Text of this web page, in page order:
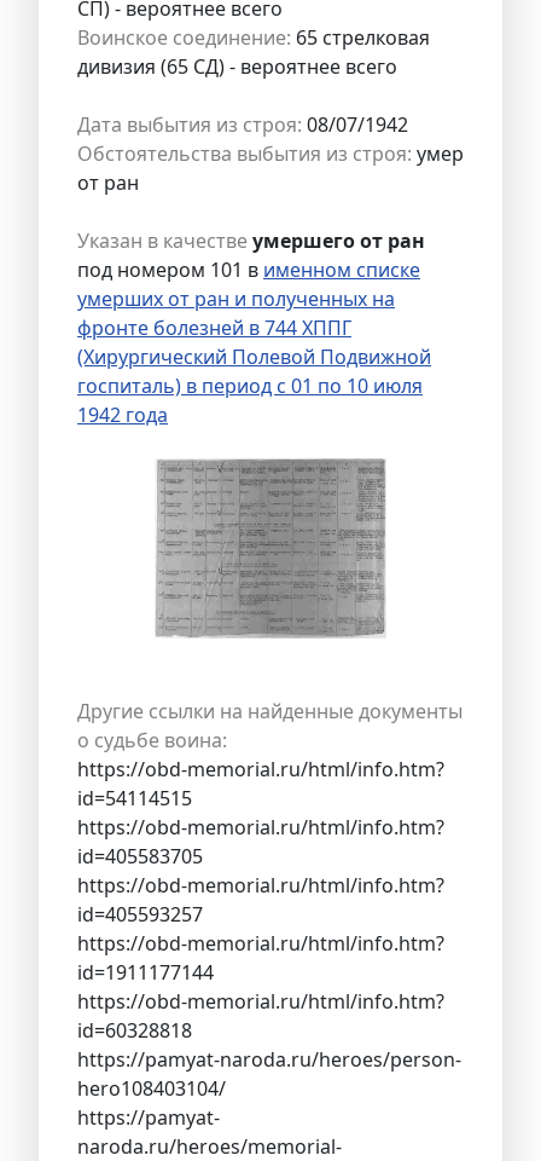
СП) - вероятнее всего
Воинское соединение: 65 стрелковая
дивизия (65 СД) - вероятнее всего
Дата выбытия из строя: 08/07/1942
Обстоятельства выбытия из строя: умер
от ран
Указан в качествеумершего от ран
под номером 101 в именном списке
умерших от ран и полученных на
фронте болезней в 744 ХППГ
(Хирургический Полевой Подвижной
госпиталь) в период с 01 по 10 июля
1942 года
Другие ссылки на найденные документы
о судьбе воина:
https://obd-memorial.ru/html/info.htm?
id=54114515
https://obd-memorial.ru/html/info.htm?
id=405583705
https://obd-memorial.ru/html/info.htm?
id=405593257
https://obd-memorial.ru/html/info.htm?
id=1911177144
https://obd-memorial.ru/html/info.htm?
id=60328818
https://pamyat-naroda.ru/heroes/person-
hero108403104/
https://pamyat-
naroda.ru/heroes/memorial-